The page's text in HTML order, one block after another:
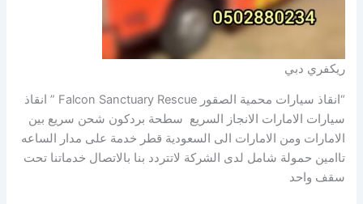
ريكفري دبي
“انقاذ سيارات محمية الصقور Falcon Sanctuary Rescue ” انقاذ
سيارات الامارات الانجاز السريع سطحة بردكون شحن سريع بين
الامارات ومن الامارات الى السعودية قطر خدمة على مدار الساعه
تاامين حمولة شامل لدى الشركة لاتتردد بنا بالاتصال خدماتنا تحت
سقف واحد